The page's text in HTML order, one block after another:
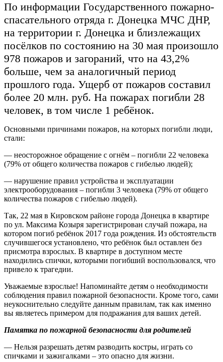
По информации Государственного пожарно-
спасательного отряда г. Донецка МЧС ДНР,
на территории г. Донецка и близлежащих
посёлков по состоянию на 30 мая произошло
978 пожаров и загораний, что на 43,2%
больше, чем за аналогичный период
прошлого года. Ущерб от пожаров составил
более 20 млн. руб. На пожарах погибли 28
человек, в том числе 1 ребёнок.
Основными причинами пожаров, на которых погибли люди,
стали:
— неосторожное обращение с огнём – погибли 22 человека
(79% от общего количества пожаров с гибелью людей);
— нарушение правил устройства и эксплуатации
электрооборудования – погибли 3 человека (79% от общего
количества пожаров с гибелью людей).
Так, 22 мая в Кировском районе города Донецка в квартире
по ул. Максима Козыря зарегистрирован случай пожара, на
котором погиб ребёнок 2017 года рождения. Из обстоятельств
случившегося установлено, что ребёнок был оставлен без
присмотра взрослых. В квартире в доступном месте
находились спички, которыми погибший воспользовался, что
привело к трагедии.
Уважаемые взрослые! Напоминайте детям о необходимости
соблюдения правил пожарной безопасности. Кроме того, сами
неукоснительно следуйте данным правилам, так как именно
вы являетесь примером для подражания для ваших детей.
Памятка по пожарной безопасности для родителей
— Нельзя разрешать детям разводить костры, играть со
спичками и зажигалками – это опасно для жизни.